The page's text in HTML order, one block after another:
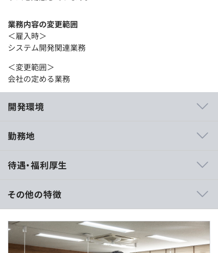
業務内容の変更範囲
＜雇入時＞
システム開発関連業務
＜変更範囲＞
会社の定める業務
開発環境
ェッショナルの育成を目指しています。
■勉強会や報奨制度の充実を図り、情報処理技術者試験を
はじめとする資格の取得を推進しています。
■お互いの技術や成果を発表する技術交流の場を設け、優
秀な活動や成果を積極的に表彰しています。
勤務地
待遇・福利厚生
■月給（基本給）：235,000円～350,000円
※経験・能力を考慮の上、当社規定により決定いたしま
その他の特徴